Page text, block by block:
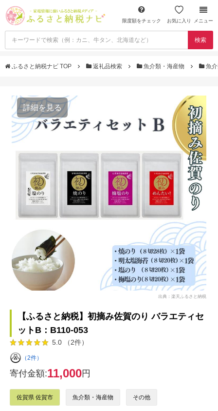
限度額をチェック お気に入り メニュー
検索
ふるさと納税ナビ TOP 返礼品検索 魚介類・海産物 魚介
詳細を見る
出典：楽天ふるさと納税
【ふるさと納税】初摘み佐賀のり バラエティセ
ットB：B110-053
5.0 （2件）
（2件）
寄付金額:11,000円
佐賀県 佐賀市 魚介類・海産物 その他